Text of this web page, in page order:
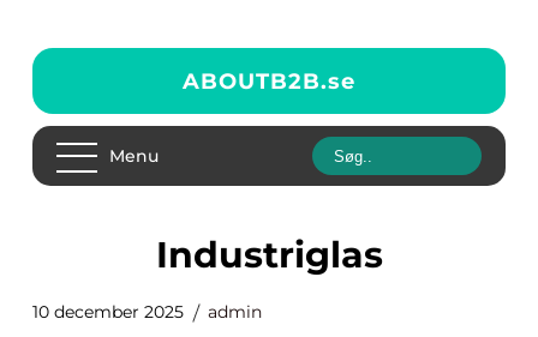
ABOUTB2B.se
Menu
Industriglas
10 december 2025 admin